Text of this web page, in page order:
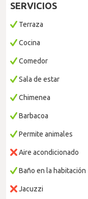
SERVICIOS
Terraza
Cocina
Comedor
Sala de estar
Chimenea
Barbacoa
Permite animales
Aire acondicionado
Baño en la habitación
Jacuzzi